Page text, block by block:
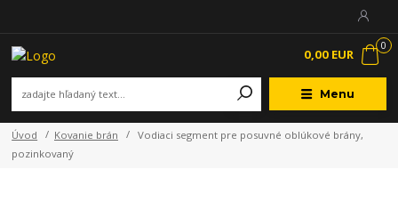
Menu
0
0,00 EUR
Úvod Kovanie brán
Vodiaci segment pre posuvné oblúkové brány,
pozinkovaný